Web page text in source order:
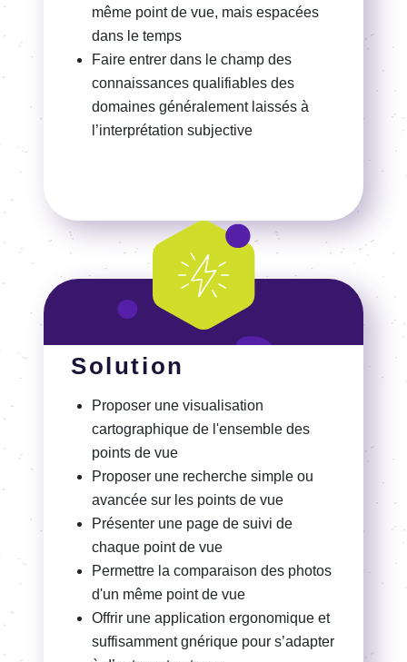
même point de vue, mais espacées
dans le temps
Faire entrer dans le champ des
connaissances qualifiables des
domaines généralement laissés à
l’interprétation subjective
Solution
Proposer une visualisation
cartographique de l'ensemble des
points de vue
Proposer une recherche simple ou
avancée sur les points de vue
Présenter une page de suivi de
chaque point de vue
Permettre la comparaison des photos
d'un même point de vue
Offrir une application ergonomique et
suffisamment gnérique pour s’adapter